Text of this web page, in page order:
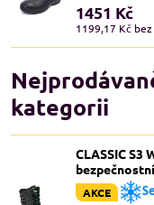
1451 Kč
1199,17 Kč
kategorii
CLASSIC S3
AKCE